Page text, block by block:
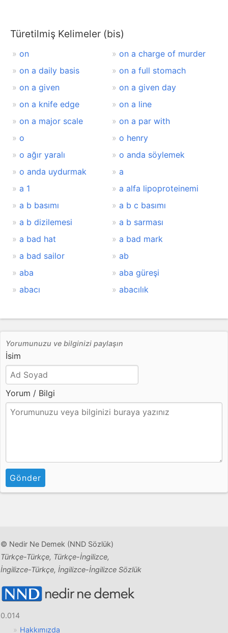
Türetilmiş Kelimeler (bis)
on
on a charge of murder
on a daily basis
on a full stomach
on a given
on a given day
on a knife edge
on a line
on a major scale
on a par with
o
o henry
o ağır yaralı
o anda söylemek
o anda uydurmak
a
a 1
a alfa lipoproteinemi
a b basımı
a b c basımı
a b dizilemesi
a b sarması
a bad hat
a bad mark
a bad sailor
ab
aba
aba güreşi
abacı
abacılık
Yorumunuzu ve bilginizi paylaşın
İsim
Yorum / Bilgi
Gönder
© Nedir Ne Demek (NND Sözlük)
Türkçe-Türkçe, Türkçe-İngilizce,
İngilizce-Türkçe, İngilizce-İngilizce Sözlük
0.014
Hakkımızda